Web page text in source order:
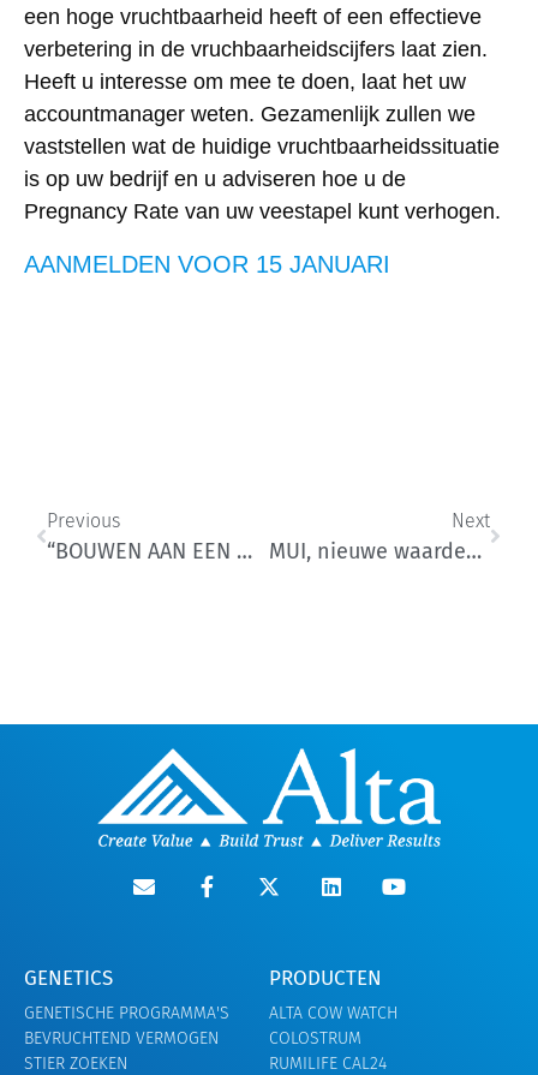
een hoge vruchtbaarheid heeft of een effectieve
verbetering in de vruchbaarheidscijfers laat zien.
Heeft u interesse om mee te doen, laat het uw
accountmanager weten. Gezamenlijk zullen we
vaststellen wat de huidige vruchtbaarheidssituatie
is op uw bedrijf en u adviseren hoe u de
Pregnancy Rate van uw veestapel kunt verhogen.
AANMELDEN VOOR 15 JANUARI
Previous
“BOUWEN AAN EEN WINSTGEVENDE VEESTAPEL”
Next
MUI, nieuwe waardevolle uier index
GENETICS
GENETISCHE PROGRAMMA'S
BEVRUCHTEND VERMOGEN
STIER ZOEKEN
PRODUCTEN
ALTA COW WATCH
COLOSTRUM
RUMILIFE CAL24